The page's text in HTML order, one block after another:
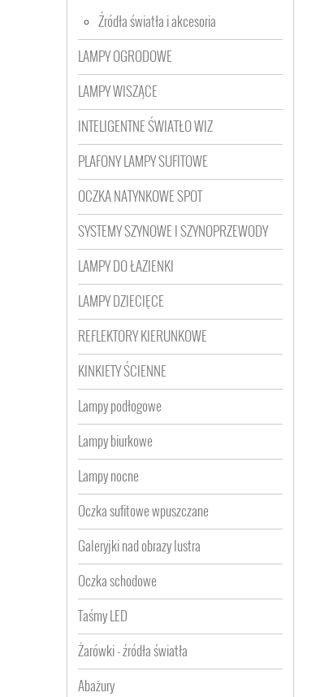
Źródła światła i akcesoria
LAMPY OGRODOWE
LAMPY WISZĄCE
INTELIGENTNE ŚWIATŁO WIZ
PLAFONY LAMPY SUFITOWE
OCZKA NATYNKOWE SPOT
SYSTEMY SZYNOWE I SZYNOPRZEWODY
LAMPY DO ŁAZIENKI
LAMPY DZIECIĘCE
REFLEKTORY KIERUNKOWE
KINKIETY ŚCIENNE
Lampy podłogowe
Lampy biurkowe
Lampy nocne
Oczka sufitowe wpuszczane
Galeryjki nad obrazy lustra
Oczka schodowe
Taśmy LED
Żarówki - źródła światła
Abażury